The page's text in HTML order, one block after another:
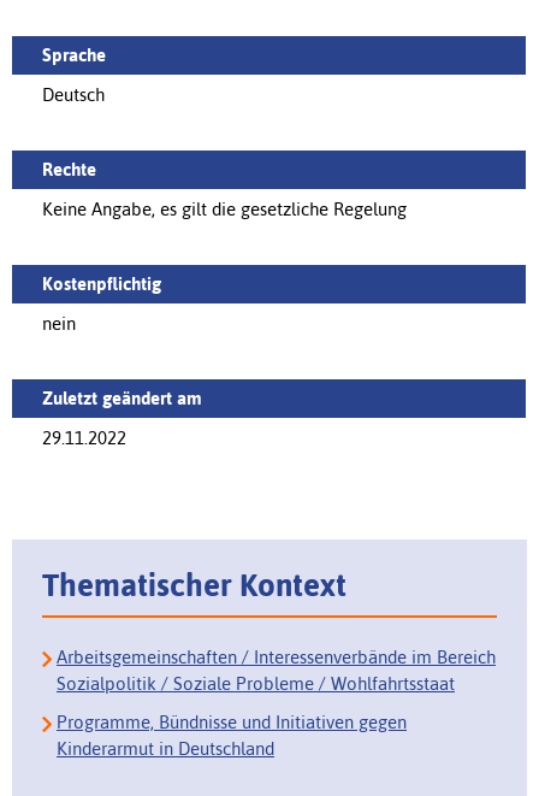
Sprache
Deutsch
Rechte
Keine Angabe, es gilt die gesetzliche Regelung
Kostenpflichtig
nein
Zuletzt geändert am
29.11.2022
Thematischer Kontext
Arbeitsgemeinschaften / Interessenverbände im Bereich
Sozialpolitik / Soziale Probleme / Wohlfahrtsstaat
Programme, Bündnisse und Initiativen gegen
Kinderarmut in Deutschland